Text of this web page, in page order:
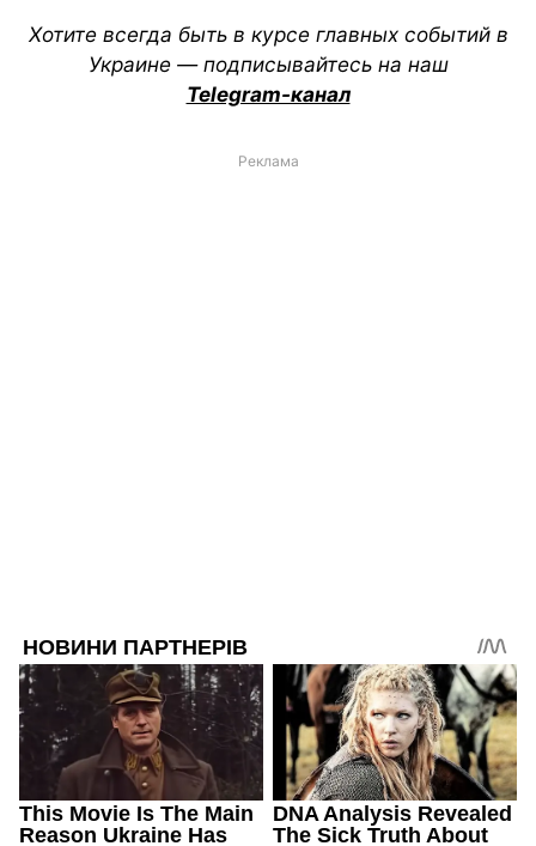
Хотите всегда быть в курсе главных событий в
Украине — подписывайтесь на наш
Telegram-канал
Реклама